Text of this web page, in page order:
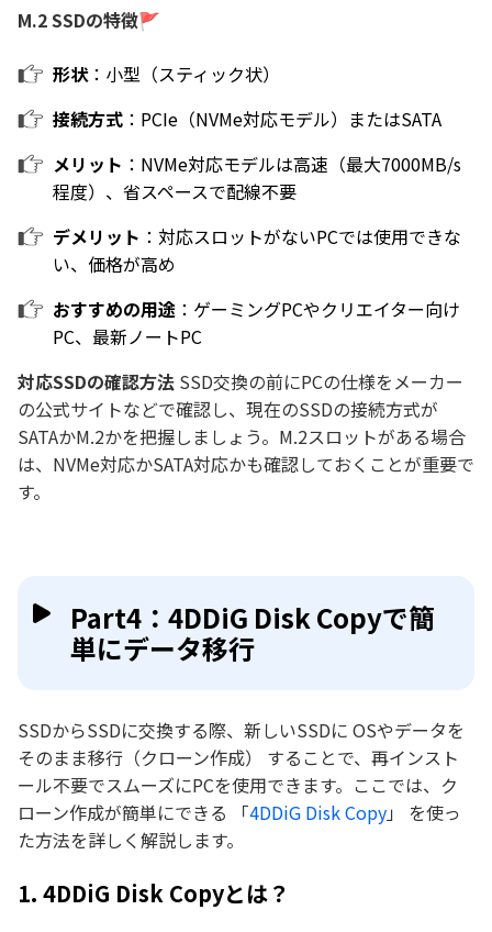
M.2 SSDの特徴🚩
形状：小型（スティック状）
接続方式 ：PCIe（NVMe対応モデル）またはSATA
メリット ：NVMe対応モデルは高速（最大7000MB/s
程度）、省スペースで配線不要
デメリット ：対応スロットがないPCでは使用できな
い、価格が高め
おすすめの用途 ：ゲーミングPCやクリエイター向け
PC、最新ノートPC
対応SSDの確認方法 SSD交換の前にPCの仕様をメーカー
の公式サイトなどで確認し、現在のSSDの接続方式が
SATAかM.2かを把握しましょう。M.2スロットがある場合
は、NVMe対応かSATA対応かも確認しておくことが重要で
す。
Part4：4DDiG Disk Copyで簡
単にデータ移行
SSDからSSDに交換する際、新しいSSDに OSやデータを
そのまま移行（クローン作成） することで、再インスト
ール不要でスムーズにPCを使用できます。ここでは、ク
ローン作成が簡単にできる 「4DDiG Disk Copy」 を使っ
た方法を詳しく解説します。
1. 4DDiG Disk Copyとは？